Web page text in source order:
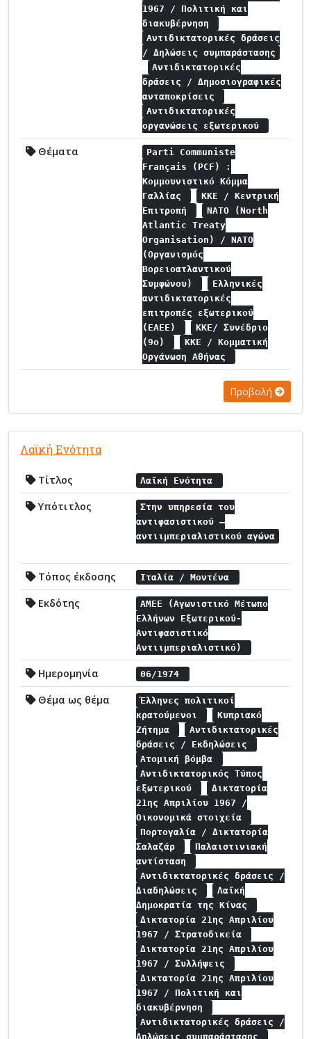
1967 / Πολιτική και
διακυβέρνηση
Αντιδικτατορικές δράσεις
/ Δηλώσεις συμπαράστασης
Αντιδικτατορικές
δράσεις / Δημοσιογραφικές
ανταποκρίσεις
Αντιδικτατορικές
οργανώσεις εξωτερικού
Θέματα
Parti Communiste
Français (PCF) :
Κομμουνιστικό Κόμμα
Γαλλίας
ΚΚΕ / Κεντρική
Επιτροπή
NATO (North
Atlantic Treaty
Organisation) / NATO
(Οργανισμός
Βορειοατλαντικού
Συμφώνου)
Ελληνικές
αντιδικτατορικές
επιτροπές εξωτερικού
(ΕΑΕΕ)
ΚΚΕ/ Συνέδριο
(9ο)
ΚΚΕ / Κομματική
Οργάνωση Αθήνας
Προβολή
Λαϊκή Ενότητα
Τίτλος Λαϊκή Ενότητα
Υπότιτλος
Στην υπηρεσία του
αντιφασιστικού –
αντιιμπεριαλιστικού αγώνα
Τόπος έκδοσης Ιταλία / Μοντένα
Εκδότης
ΑΜΕΕ (Αγωνιστικό Μέτωπο
Ελλήνων Εξωτερικού-
Αντιφασιστικό
Αντιιμπεριαλιστικό)
Ημερομηνία 06/1974
Θέμα ως θέμα
Έλληνες πολιτικοί
κρατούμενοι
Κυπριακό
Ζήτημα
Αντιδικτατορικές
δράσεις / Εκδηλώσεις
Ατομική βόμβα
Αντιδικτατορικός Τύπος
εξωτερικού
Δικτατορία
21ης Απριλίου 1967 /
Οικονομικά στοιχεία
Πορτογαλία / Δικτατορία
Σαλαζάρ
Παλαιστινιακή
αντίσταση
Αντιδικτατορικές δράσεις /
Διαδηλώσεις
Λαϊκή
Δημοκρατία της Κίνας
Δικτατορία 21ης Απριλίου
1967 / Στρατοδικεία
Δικτατορία 21ης Απριλίου
1967 / Συλλήψεις
Δικτατορία 21ης Απριλίου
1967 / Πολιτική και
διακυβέρνηση
Αντιδικτατορικές δράσεις /
Δηλώσεις συμπαράστασης